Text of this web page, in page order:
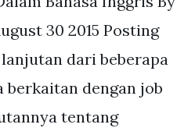
30 2015 Posting
dari beberapa
berkaitan dengan job
tentang